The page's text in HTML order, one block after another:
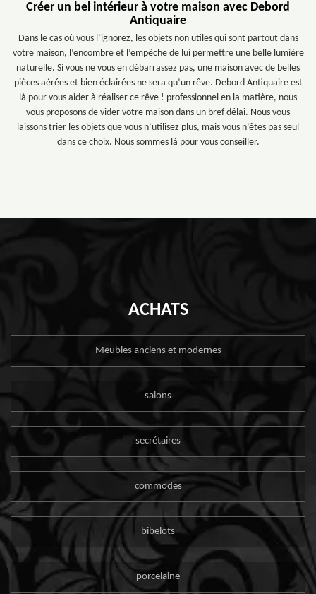
Créer un bel intérieur à votre maison avec Debord
Antiquaire
Dans le cas où vous l’ignorez, les objets non utiles qui sont partout dans
votre maison, l’encombre et l’empêche de lui permettre une belle lumière
naturelle. Si vous ne vous en débarrassez pas, une maison avec de belles
pièces aérées et bien éclairées ne sera qu’un rêve. Debord Antiquaire est
là pour vous aider à réaliser ce rêve ! professionnel en la matière, nous
vous proposons de vider votre maison dans un bref délai. Nous vous
laissons trier les objets que vous n’utilisez plus, mais vous n’êtes pas seul
dans ce choix. Nous sommes là pour vous conseiller.
ACHATS
Meubles anciens et modernes
salons
secrétaires
commodes
bibelots
porcelaine